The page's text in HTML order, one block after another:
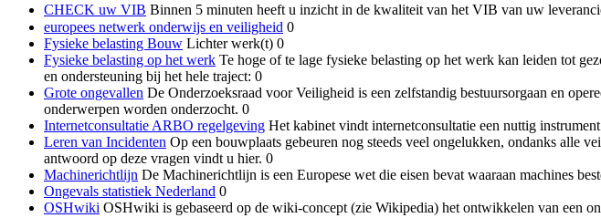
CHECK uw VIB Binnen 5 minuten heeft u inzicht in de kwaliteit van het VIB van uw
europees netwerk onderwijs en veiligheid 0
Fysieke belasting Bouw Lichter werk(t) 0
Fysieke belasting op het werk Te hoge of te lage fysieke belasting op het werk kan leiden tot
en ondersteuning bij het hele traject: 0
Grote ongevallen De Onderzoeksraad voor Veiligheid is een zelfstandig bestuursorgaan en
onderwerpen worden onderzocht. 0
Internetconsultatie ARBO regelgeving Het kabinet vindt internetconsultatie een nuttig
Leren van Incidenten Op een bouwplaats gebeuren nog steeds veel ongelukken, ondanks alle
antwoord op deze vragen vindt u hier. 0
Machinerichtlijn De Machinerichtlijn is een Europese wet die eisen bevat waaraan machines
Ongevals statistiek Nederland 0
OSHwiki OSHwiki is gebaseerd op de wiki-concept (zie Wikipedia) het ontwikkelen van een